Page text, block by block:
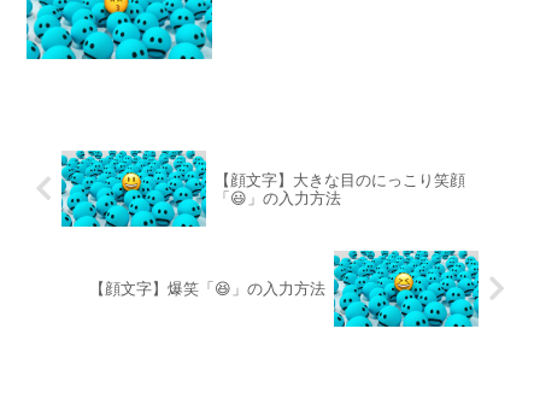
【顔文字】大きな目のにっこり笑顔
「😃」の入力方法
【顔文字】爆笑「😆」の入力方法